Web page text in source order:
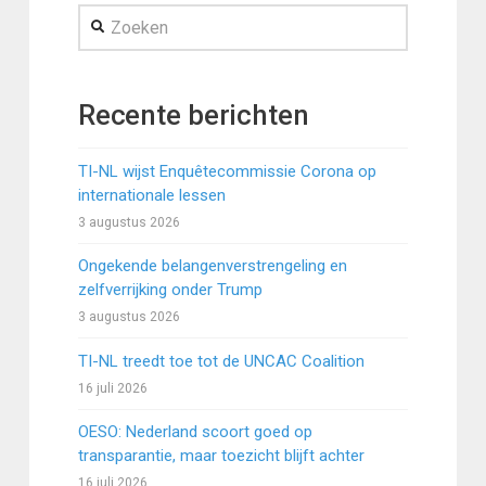
Zoeken
Recente berichten
TI-NL wijst Enquêtecommissie Corona op
internationale lessen
3 augustus 2026
Ongekende belangenverstrengeling en
zelfverrijking onder Trump
3 augustus 2026
TI-NL treedt toe tot de UNCAC Coalition
16 juli 2026
OESO: Nederland scoort goed op
transparantie, maar toezicht blijft achter